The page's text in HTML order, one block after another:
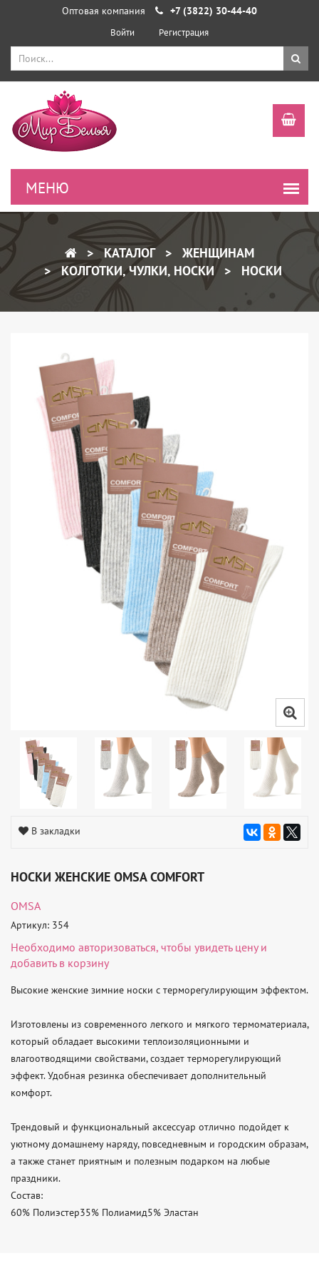
Оптовая компания +7 (3822) 30-44-40
Войти Регистрация
КАТАЛОГ
ЖЕНЩИНАМ
КОЛГОТКИ, ЧУЛКИ, НОСКИ
НОСКИ
В закладки
НОСКИ ЖЕНСКИЕ OMSA COMFORT
OMSA
Артикул: 354
Необходимо авторизоваться, чтобы увидеть цену и
добавить в корзину
Высокие женские зимние носки с терморегулирующим эффектом.
Изготовлены из современного легкого и мягкого термоматериала,
который обладает высокими теплоизоляционными и
влагоотводящими свойствами, создает терморегулирующий
эффект. Удобная резинка обеспечивает дополнительный
комфорт.
Трендовый и функциональный аксессуар отлично подойдет к
уютному домашнему наряду, повседневным и городским образам,
а также станет приятным и полезным подарком на любые
праздники.
Состав:
60% Полиэстер35% Полиамид5% Эластан